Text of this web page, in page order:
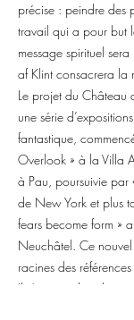
précise : peindre des
travail qui a pour but
message spirituel
af Klint consacrera la
Le projet du Château
une série
fantastique,
Overlook » à la Villa
à Pau, poursuivie par
de New York et plus
fears become form »
Neuchâtel. Ce
racines des
Il s’origine dans le